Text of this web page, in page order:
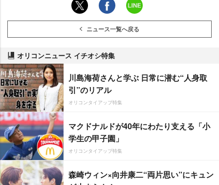
ニュース一覧へ戻る
オリコンニュース イチオシ特集
川島海荷さんと学ぶ 日常に潜む“人身取
引”のリアル
オリコンタイアップ特集
マクドナルドが40年にわたり支える「小
学生の甲子園」
オリコンタイアップ特集
森崎ウィン×向井康二“両片思い”にキュン